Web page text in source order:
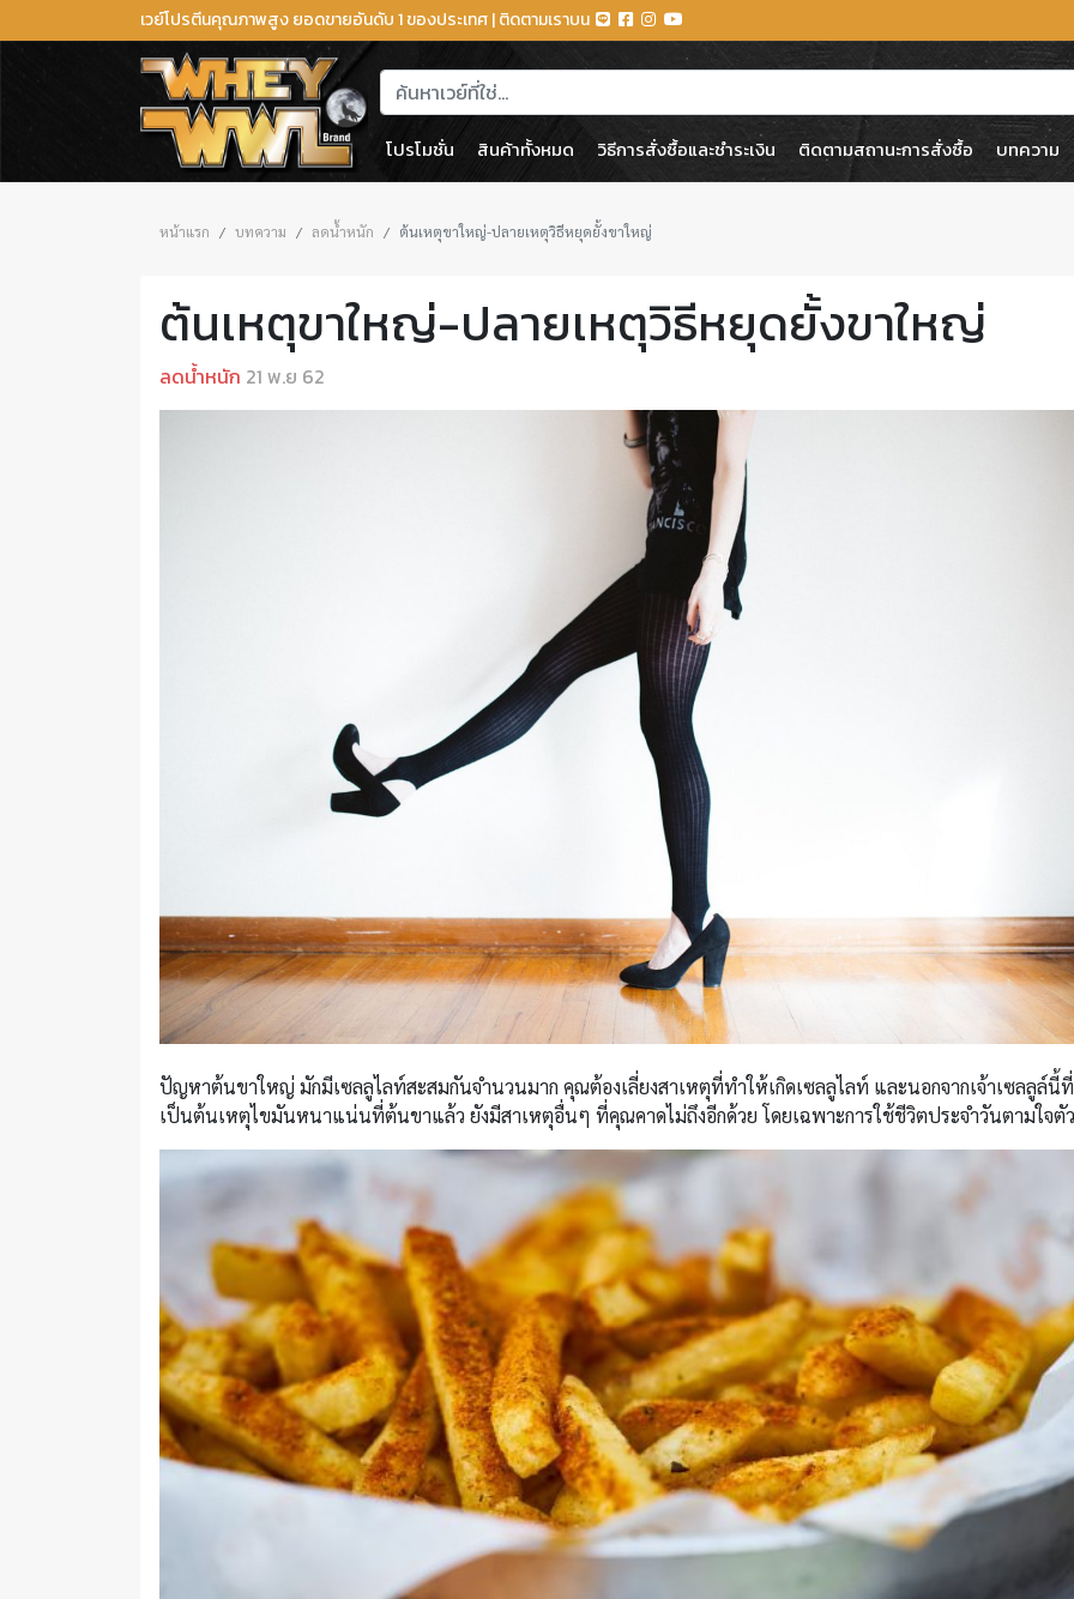
เวย์โปรตีนคุณภาพสูง ยอดขายอันดับ 1 ของประเทศ | ติดตามเราบน
โปรโมชั่น สินค้าทั้งหมด วิธีการสั่งซื้อและชำระเงิน ติดตามสถานะการสั่งซื้อ บทความ
หน้าแรก บทความ ลดน้ำหนัก ต้นเหตุขาใหญ่-ปลายเหตุวิธีหยุดยั้งขาใหญ่
ต้นเหตุขาใหญ่-ปลายเหตุวิธีหยุดยั้งขาใหญ่
ลดน้ำหนัก 21 พ.ย 62
ปัญหาต้นขาใหญ่ มักมีเซลลูไลท์สะสมกันจำนวนมาก คุณต้องเลี่ยงสาเหตุที่ทำให้เกิดเซลลูไลท์ และนอกจากเจ้าเซลลูล์นี้ที่
เป็นต้นเหตุไขมันหนาแน่นที่ต้นขาแล้ว ยังมีสาเหตุอื่นๆ ที่คุณคาดไม่ถึงอีกด้วย โดยเฉพาะการใช้ชีวิตประจำวันตามใจตัว